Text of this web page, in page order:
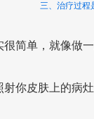
三、治疗过程
简单，就像做
射你皮肤上的病